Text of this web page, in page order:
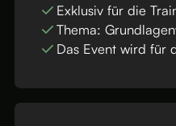
Exklusiv für die
Thema:
Das Event wird für